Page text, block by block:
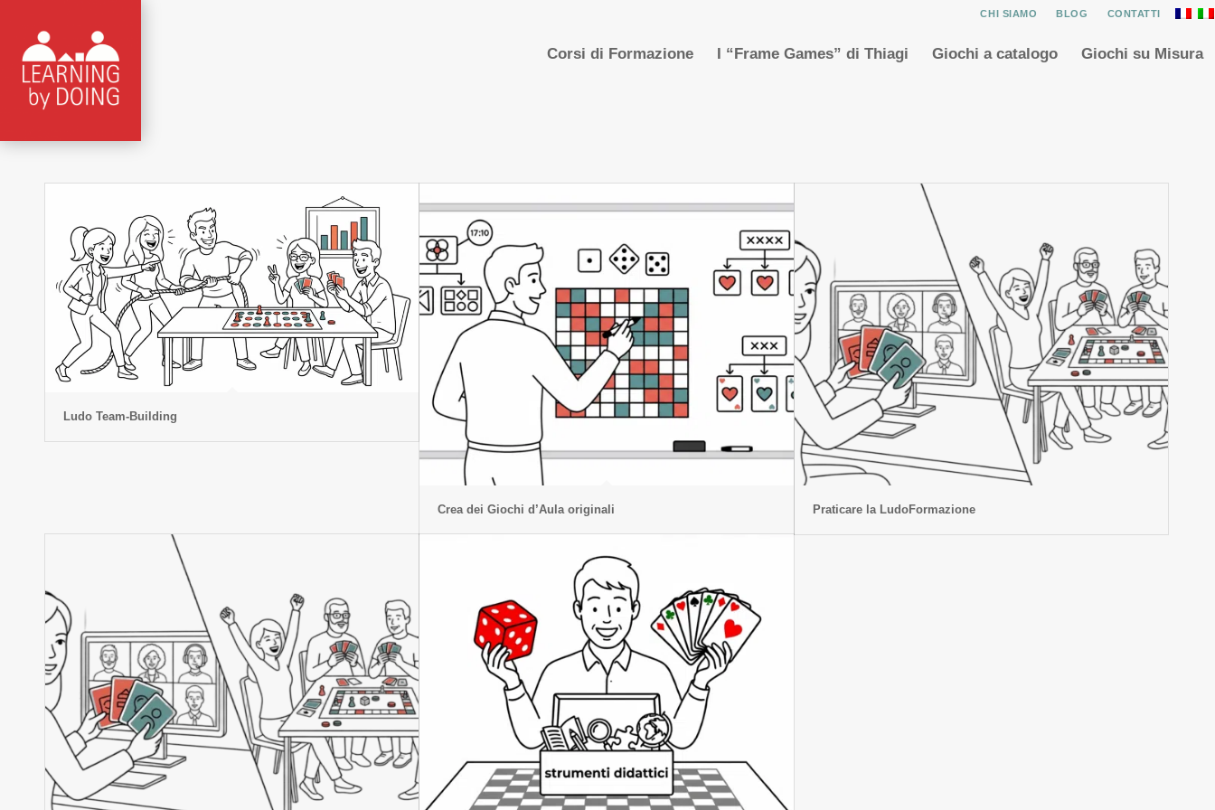
CHI SIAMO BLOG CONTATTI
Corsi di Formazione I “Frame Games” di Thiagi Giochi a catalogo Giochi su Misura
Ludo Team-Building
Crea dei Giochi d’Aula originali Praticare la LudoFormazione